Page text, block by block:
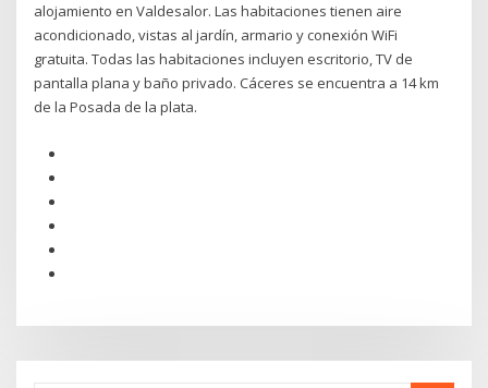
alojamiento en Valdesalor. Las habitaciones tienen aire
acondicionado, vistas al jardín, armario y conexión WiFi
gratuita. Todas las habitaciones incluyen escritorio, TV de
pantalla plana y baño privado. Cáceres se encuentra a 14 km
de la Posada de la plata.